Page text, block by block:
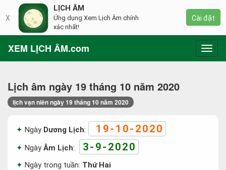
XEM LỊCH ÂM.com
Lịch âm ngày 19 tháng 10 năm 2020
lịch vạn niên ngày 19 tháng 10 năm 2020
Ngày Dương Lịch: 19-10-2020
NgàyÂm Lịch: 3-9-2020
Ngày trong tuần: Thứ Hai
X
LỊCH ÂM
Ứng dụng Xem Lịch Âm chính
xác nhất!
Cài đặt